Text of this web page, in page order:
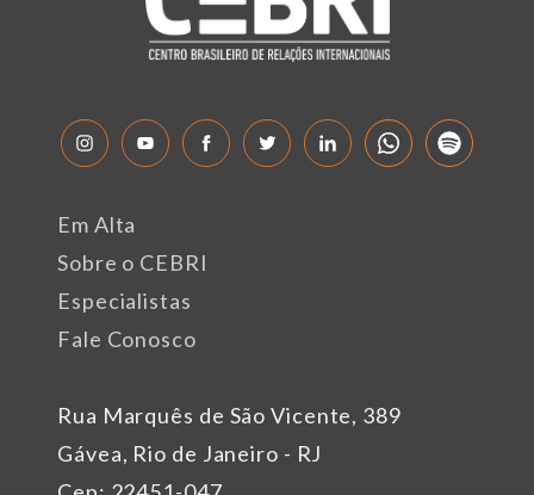
Rua Marquês de São Vicente, 389
Gávea, Rio de Janeiro - RJ
Em Alta
Sobre o CEBRI
Especialistas
Fale Conosco